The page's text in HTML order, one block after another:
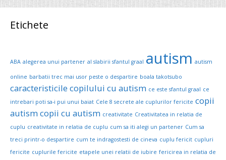
Etichete
ABA alegerea unui partener al slabirii sfantul graal autism autism
online barbatii trec mai usor peste o despartire boala takotsubo
caracteristicile copilului cu autism ce este sfantul graal ce
intrebari poti sa-i pui unui baiat Cele 8 secrete ale cuplurilor fericite copii
autismcopii cu autism creativitate Creativitatea in relatia de
cuplu creativitate in relatia de cuplu cum sa iti alegi un partener Cum sa
treci printr-o despartire cum te indragostesti de cineva cuplu fericit cupluri
fericite cuplurile fericite etapele unei relatii de iubire fericirea in relatia de